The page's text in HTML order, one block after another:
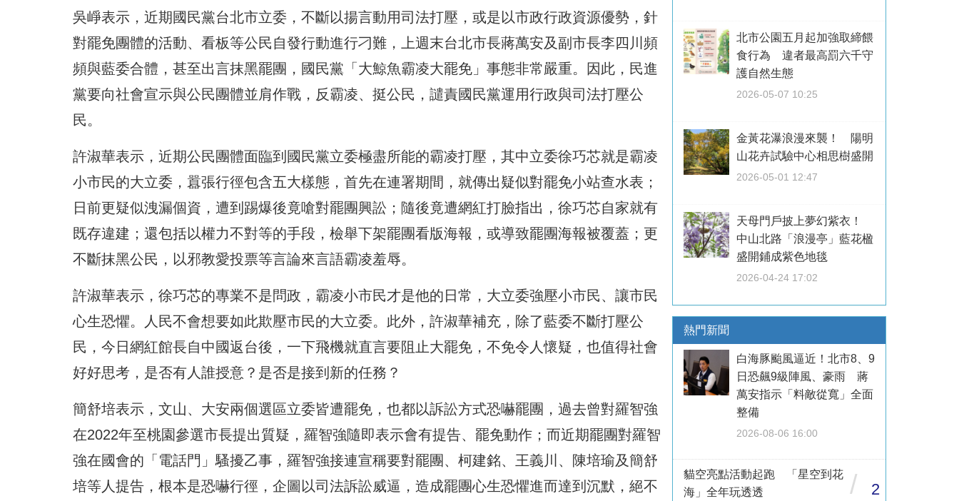
吳崢表示，近期國民黨台北市立委，不斷以揚言動用司法打壓，或是以市政行政資源優勢，針
對罷免團體的活動、看板等公民自發行動進行刁難，上週末台北市長蔣萬安及副市長李四川頻
頻與藍委合體，甚至出言抹黑罷團，國民黨「大鯨魚霸凌大罷免」事態非常嚴重。因此，民進
黨要向社會宣示與公民團體並肩作戰，反霸凌、挺公民，譴責國民黨運用行政與司法打壓公
民。
許淑華表示，近期公民團體面臨到國民黨立委極盡所能的霸凌打壓，其中立委徐巧芯就是霸凌
小市民的大立委，囂張行徑包含五大樣態，首先在連署期間，就傳出疑似對罷免小站查水表；
日前更疑似洩漏個資，遭到踢爆後竟嗆對罷團興訟；隨後竟遭網紅打臉指出，徐巧芯自家就有
既存違建；還包括以權力不對等的手段，檢舉下架罷團看版海報，或導致罷團海報被覆蓋；更
不斷抹黑公民，以邪教愛投票等言論來言語霸凌羞辱。
許淑華表示，徐巧芯的專業不是問政，霸凌小市民才是他的日常，大立委強壓小市民、讓市民
心生恐懼。人民不會想要如此欺壓市民的大立委。此外，許淑華補充，除了藍委不斷打壓公
民，今日網紅館長自中國返台後，一下飛機就直言要阻止大罷免，不免令人懷疑，也值得社會
好好思考，是否有人誰授意？是否是接到新的任務？
簡舒培表示，文山、大安兩個選區立委皆遭罷免，也都以訴訟方式恐嚇罷團，過去曾對羅智強
在2022年至桃園參選市長提出質疑，羅智強隨即表示會有提告、罷免動作；而近期罷團對羅智
強在國會的「電話門」騷擾乙事，羅智強接連宣稱要對罷團、柯建銘、王義川、陳培瑜及簡舒
培等人提告，根本是恐嚇行徑，企圖以司法訴訟威逼，造成罷團心生恐懼進而達到沉默，絕不
北市公園五月起加強取締餵
食行為 違者最高罰六千守
護自然生態
2026-05-07 10:25
金黃花瀑浪漫來襲！ 陽明
山花卉試驗中心相思樹盛開
2026-05-01 12:47
天母門戶披上夢幻紫衣！
中山北路「浪漫亭」藍花楹
盛開鋪成紫色地毯
2026-04-24 17:02
熱門新聞
白海豚颱風逼近！北市8、9
日恐飆9級陣風、豪雨 蔣
萬安指示「料敵從寬」全面
整備
2026-08-06 16:00
貓空亮點活動起跑 「星空到花
海」全年玩透透
/ 2